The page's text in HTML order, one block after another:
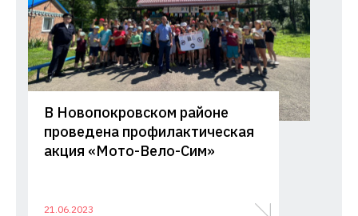
В Новопокровском районе
проведена профилактическая
акция «Мото-Вело-Сим»
21.06.2023